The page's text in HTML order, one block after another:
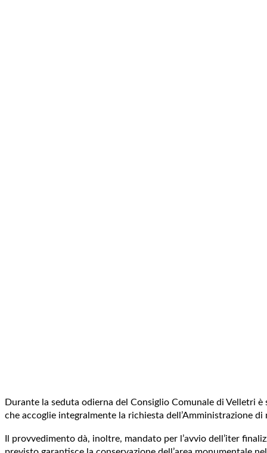
Durante la seduta odierna del Consiglio Comunale di Velletri
che accoglie integralmente la richiesta dell’Amministrazione
Il provvedimento dà, inoltre, mandato per l’avvio dell’iter